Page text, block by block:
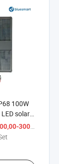
100W
solar
solar
300,00